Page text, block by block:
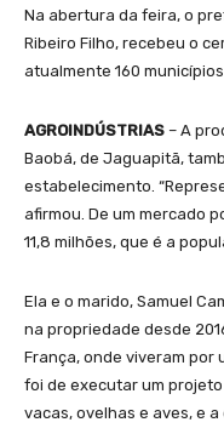
Na abertura da feira, o
Ribeiro Filho, recebeu o
atualmente 160
AGROINDÚSTRIAS – A
Baobá, de Jaguapitã,
estabelecimento.
afirmou. De um mercado
11,8 milhões, que é a
Ela e o marido, Samuel
na propriedade desde
França, onde viveram por
foi de executar um
vacas, ovelhas e aves, e